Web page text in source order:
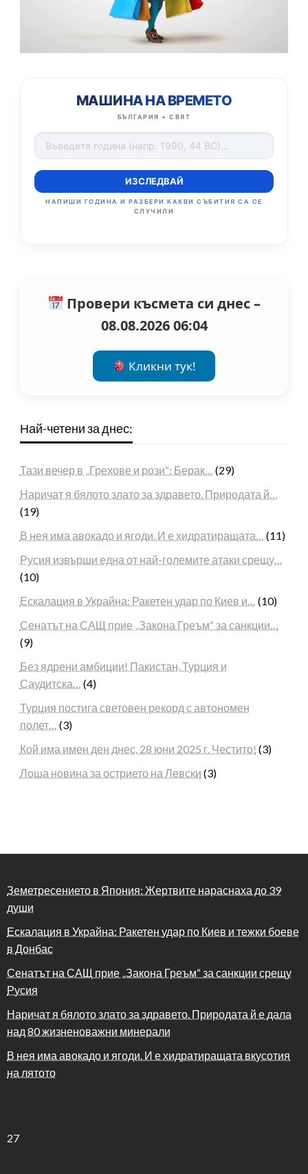
МАШИНА НА ВРЕМЕТО
БЪЛГАРИЯ + СВЯТ
ИЗСЛЕДВАЙ
НАПИШИ ГОДИНА И РАЗБЕРИ КАКВИ СЪБИТИЯ СА СЕ
СЛУЧИЛИ
Провери късмета си днес –
08.08.2026 06:04
Кликни тук!
Най-четени за днес:
Тази вечер в „Грехове и рози“: Берак… (29)
Наричат я бялото злато за здравето. Природата й…
(19)
В нея има авокадо и ягоди. И е хидратиращата… (11)
Русия извърши една от най-големите атаки срещу…
(10)
Ескалация в Украйна: Ракетен удар по Киев и… (10)
Сенатът на САЩ прие „Закона Греъм“ за санкции…
(9)
Без ядрени амбиции! Пакистан, Турция и
Саудитска… (4)
Турция постига световен рекорд с автономен
полет… (3)
Кой има имен ден днес, 28 юни 2025 г. Честито! (3)
Лоша новина за острието на Левски (3)
Земетресението в Япония: Жертвите нараснаха до 39
души
Ескалация в Украйна: Ракетен удар по Киев и тежки боеве
в Донбас
Сенатът на САЩ прие „Закона Греъм“ за санкции срещу
Русия
Наричат я бялото злато за здравето. Природата й е дала
над 80 жизненоважни минерали
В нея има авокадо и ягоди. И е хидратиращата вкусотия
на лятото
27